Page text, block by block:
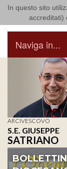
In questo sito
accreditati)
Naviga in...
ARCIVESCOVO
S.E. GIUSEPPE
SATRIANO
8/17/2026
Conferenza
Pugliese